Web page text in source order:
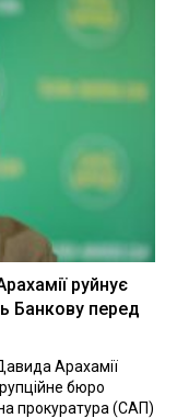
руйнує
Банкову перед
Арахамії
бюро
прокуратура (САП)